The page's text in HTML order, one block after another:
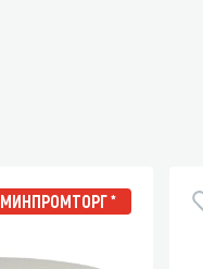
МИНПРОМТОРГ *